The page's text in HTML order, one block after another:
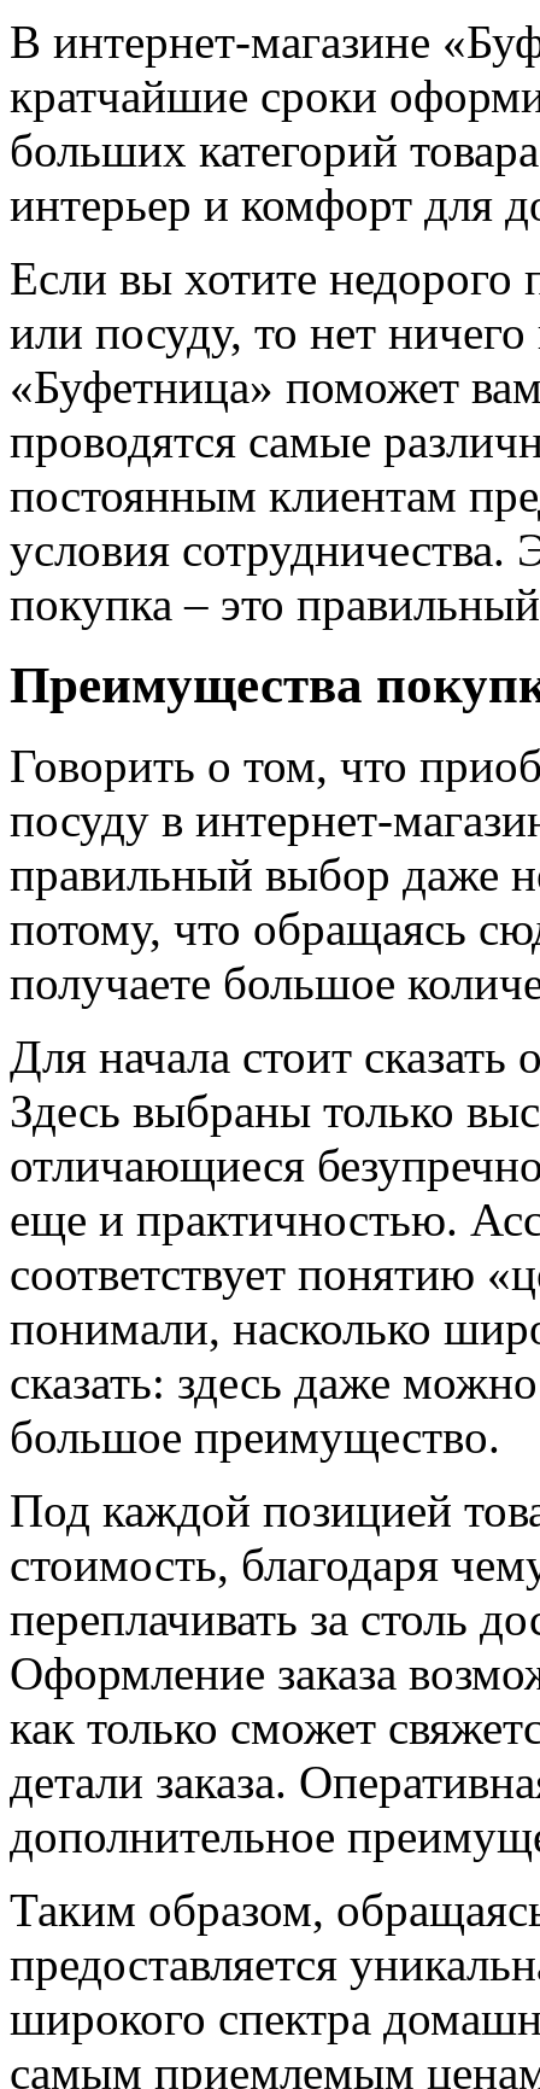
В интернет-магазине
кратчайшие сроки
больших категорий
интерьер и комфорт для
Если вы хотите недорого
или посуду, то нет
«Буфетница» поможет
проводятся самые
постоянным клиентам
условия сотрудничества.
покупка – это
Преимущества
Говорить о том, что
посуду в интернет-
правильный выбор даже
потому, что обращаясь
получаете большое
Для начала стоит
Здесь выбраны только
отличающиеся
еще и практичностью.
соответствует понятию
понимали, насколько
сказать: здесь даже
большое преимущество.
Под каждой позицией
стоимость, благодаря
переплачивать за столь
Оформление заказа
как только сможет
детали заказа.
дополнительное
Таким образом,
предоставляется
широкого спектра
самым приемлемым